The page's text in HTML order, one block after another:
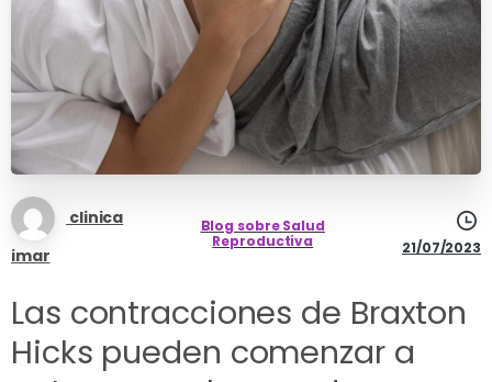
clinica
imar
Blog sobre Salud
Reproductiva
21/07/2023
Las contracciones de Braxton
Hicks pueden comenzar a